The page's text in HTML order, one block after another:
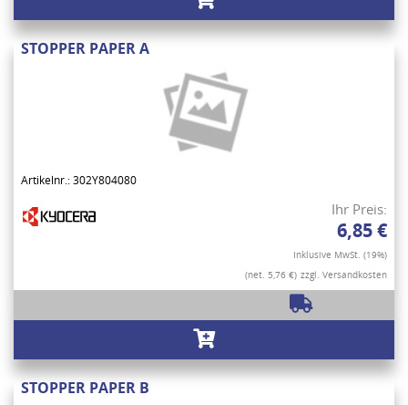
STOPPER PAPER A
Artikelnr.: 302Y804080
Ihr Preis:
6,85 €
Inklusive MwSt. (19%)
(net. 5,76 €) zzgl. Versandkosten
STOPPER PAPER B